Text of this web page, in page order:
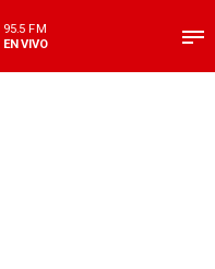
95.5 FM
EN VIVO